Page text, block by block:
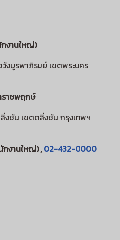
งานใหญ่)
งบูรพาภิรมย์ เขตพระนคร
ราชพฤกษ์
งชัน เขตตลิ่งชัน กรุงเทพฯ
กงานใหญ่) ,02-432-0000